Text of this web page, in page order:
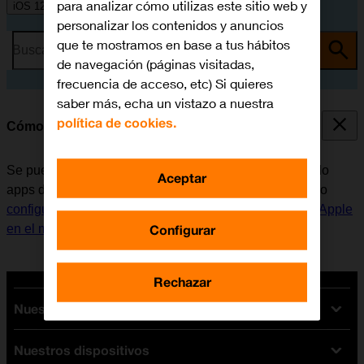
iOS 12.0
Busca por problema o tema
Cómo instalar apps de App Store
Se pueden añadir nuevas funciones al móvil, instalando
apps de App Store. Antes de instalar apps, es necesario
configurar el móvil para internetyactivar la Cuenta de Apple
en el móvil
Nuestras tarifas
Tarifas Orange
Nuestros dispositivos
para analizar cómo utilizas este sitio web y
personalizar los contenidos y anuncios
que te mostramos en base a tus hábitos
de navegación (páginas visitadas,
frecuencia de acceso, etc) Si quieres
saber más, echa un vistazo a nuestra
política de cookies.
Configurar
Rechazar
Aceptar